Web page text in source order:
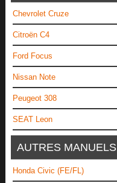
Chevrolet Cruze
Citroën C4
Ford Focus
Nissan Note
Peugeot 308
SEAT Leon
AUTRES MANUELS
Honda Civic (FE/FL)